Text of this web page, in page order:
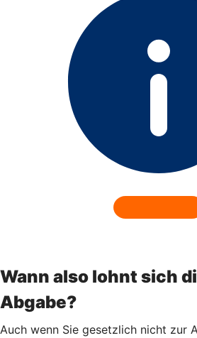
Wann also lohnt sich
Abgabe?
Auch wenn Sie gesetzlich nicht zur